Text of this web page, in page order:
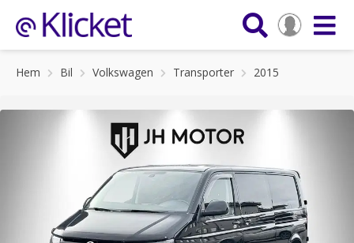
Hem Bil Volkswagen Transporter 2015